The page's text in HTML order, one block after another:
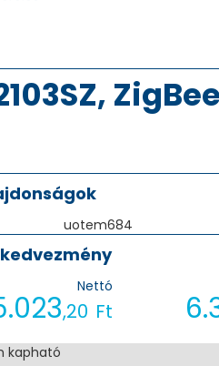
uotem684
Nettó
,20 Ft
kapható